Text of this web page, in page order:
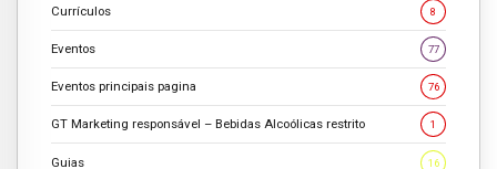
Currículos 8
Eventos 77
Eventos principais pagina 76
GT Marketing responsável – Bebidas Alcoólicas restrito 1
Guias 16